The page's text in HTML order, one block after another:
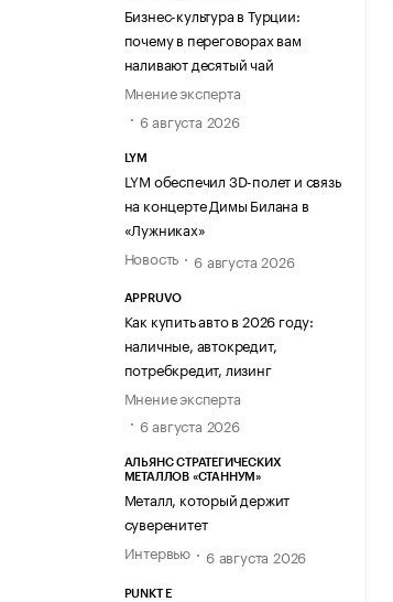
Бизнес-культура в Турции:
почему в переговорах вам
наливают десятый чай
Мнение эксперта
6 августа 2026
LYM
LYM обеспечил 3D-полет и связь
на концерте Димы Билана в
«Лужниках»
Новость
6 августа 2026
APPRUVO
Как купить авто в 2026 году:
наличные, автокредит,
потребкредит, лизинг
Мнение эксперта
6 августа 2026
АЛЬЯНС СТРАТЕГИЧЕСКИХ
МЕТАЛЛОВ «СТАННУМ»
Металл, который держит
суверенитет
Интервью
6 августа 2026
PUNKT E